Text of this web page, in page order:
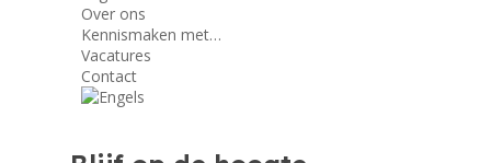
Over ons
Kennismaken met…
Vacatures
Contact